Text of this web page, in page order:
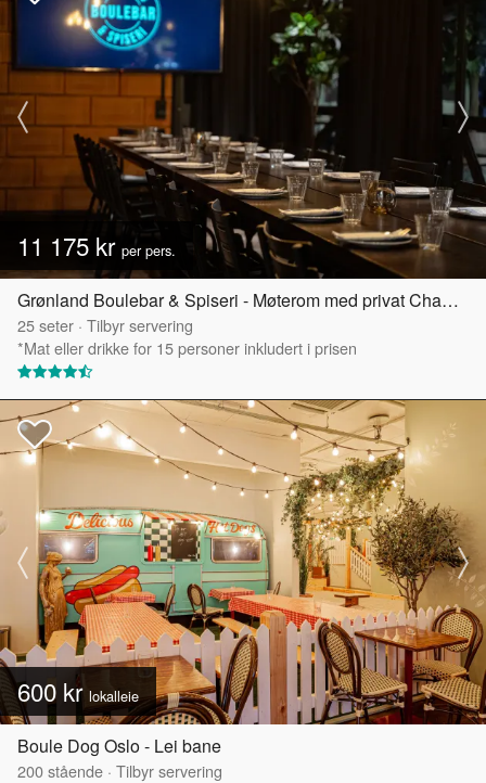
11 175 kr per pers.
Grønland Boulebar & Spiseri - Møterom med privat Chambre Séparée
25seter · Tilbyr servering
*Mat eller drikke for 15 personer inkludert i prisen
600 kr lokalleie
Boule Dog Oslo - Lei bane
200stående · Tilbyr servering